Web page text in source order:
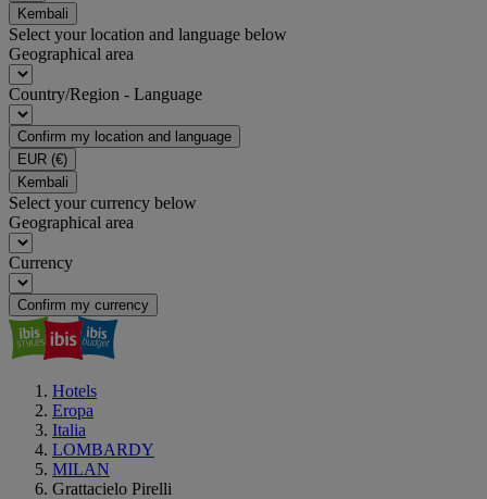
Kembali
Select your location and language below
Geographical area
Country/Region - Language
Confirm my location and language
EUR (€)
Kembali
Select your currency below
Geographical area
Currency
Confirm my currency
Hotels
Eropa
Italia
LOMBARDY
MILAN
Grattacielo Pirelli